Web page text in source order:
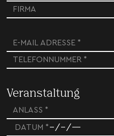
Veranstaltung